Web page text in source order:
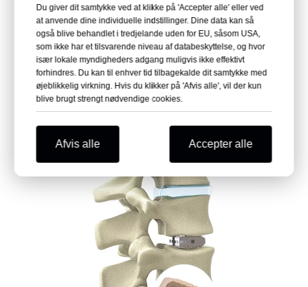
Uni-C enkeltstående livmoderhalsbur
Læs mere
Du giver dit samtykke ved at klikke på 'Accepter alle' eller ved
at anvende dine individuelle indstillinger. Dine data kan så
også blive behandlet i tredjelande uden for EU, såsom USA,
som ikke har et tilsvarende niveau af databeskyttelse, og hvor
især lokale myndigheders adgang muligvis ikke effektivt
forhindres. Du kan til enhver tid tilbagekalde dit samtykke med
øjeblikkelig virkning. Hvis du klikker på 'Afvis alle', vil der kun
blive brugt strengt nødvendige cookies.
Afvis alle Accepter alle